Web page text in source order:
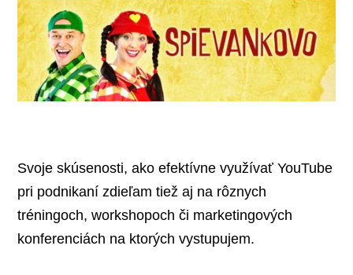
Svoje skúsenosti, ako efektívne využívať YouTube
pri podnikaní zdieľam tiež aj na rôznych
tréningoch, workshopoch či marketingových
konferenciách na ktorých vystupujem.